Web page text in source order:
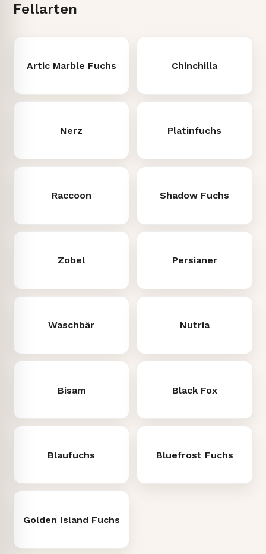
Fellarten
Artic Marble Fuchs Chinchilla
Nerz Platinfuchs
Raccoon Shadow Fuchs
Zobel Persianer
Waschbär Nutria
Bisam Black Fox
Blaufuchs Bluefrost Fuchs
Golden Island Fuchs